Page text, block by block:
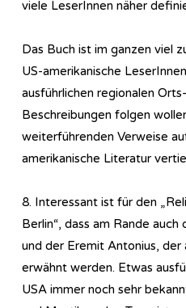
viele LeserInnen näher
Das Buch ist im ganzen viel
US-amerikanische
ausführlichen regionalen
Beschreibungen folgen
weiterführenden Verweise
amerikanische Literatur
8. Interessant ist für den
Berlin“, dass am Rande
und der Eremit Antonius, der
erwähnt werden. Etwas
USA immer noch sehr